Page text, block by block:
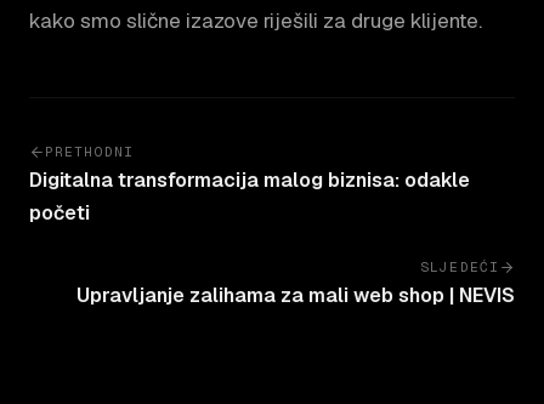
kako smo slične izazove riješili za druge klijente.
PRETHODNI
Digitalna transformacija malog biznisa: odakle
početi
SLJEDEĆI
Upravljanje zalihama za mali web shop | NEVIS